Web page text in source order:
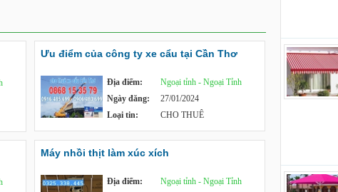
Ưu điểm của công ty xe cẩu tại Cần Thơ
Địa điểm:
Ngoại tỉnh - Ngoại Tỉnh
Ngày đăng:
27/01/2024
Loại tin:
CHO THUÊ
Máy nhồi thịt làm xúc xích
Địa điểm:
Ngoại tỉnh - Ngoại Tỉnh